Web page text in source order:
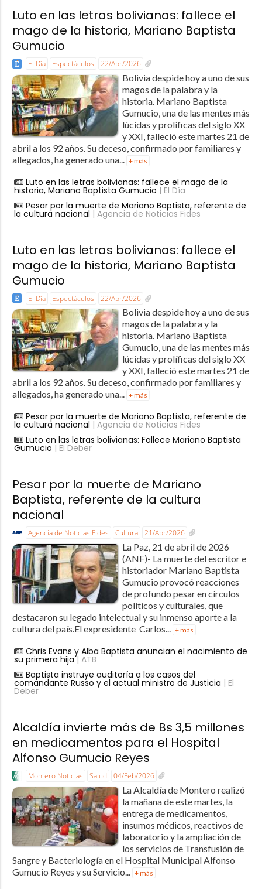
Luto en las letras bolivianas: fallece el
mago de la historia, Mariano Baptista
Gumucio
El Día Espectáculos 22/Abr/2026
Bolivia despide hoy a uno de sus
magos de la palabra y la
historia. Mariano Baptista
Gumucio, una de las mentes más
lúcidas y prolíficas del siglo XX
y XXI, falleció este martes 21 de
abril a los 92 años. Su deceso, confirmado por familiares y
allegados, ha generado una...
+ más
Luto en las letras bolivianas: fallece el mago de la
historia, Mariano Baptista Gumucio | El Día
Pesar por la muerte de Mariano Baptista, referente de
la cultura nacional | Agencia de Noticias Fides
Luto en las letras bolivianas: fallece el
mago de la historia, Mariano Baptista
Gumucio
El Día Espectáculos 22/Abr/2026
Bolivia despide hoy a uno de sus
magos de la palabra y la
historia. Mariano Baptista
Gumucio, una de las mentes más
lúcidas y prolíficas del siglo XX
y XXI, falleció este martes 21 de
abril a los 92 años. Su deceso, confirmado por familiares y
allegados, ha generado una... + más
Pesar por la muerte de Mariano Baptista, referente de
la cultura nacional | Agencia de Noticias Fides
Luto en las letras bolivianas: Fallece Mariano Baptista
Gumucio | El Deber
Pesar por la muerte de Mariano
Baptista, referente de la cultura
nacional
Agencia de Noticias Fides Cultura 21/Abr/2026
La Paz, 21 de abril de 2026
(ANF)- La muerte del escritor e
historiador Mariano Baptista
Gumucio provocó reacciones
de profundo pesar en círculos
políticos y culturales, que
destacaron su legado intelectual y su inmenso aporte a la
cultura del país.El expresidente Carlos... + más
Chris Evans y Alba Baptista anuncian el nacimiento de
su primera hija| ATB
Baptista instruye auditoría a los casos del
comandante Russo y el actual ministro de Justicia | El
Deber
Alcaldía invierte más de Bs 3,5 millones
en medicamentos para el Hospital
Alfonso Gumucio Reyes
Montero Noticias Salud 04/Feb/2026
La Alcaldía de Montero realizó
la mañana de este martes, la
entrega de medicamentos,
insumos médicos, reactivos de
laboratorio y la ampliación de
los servicios de Transfusión de
Sangre y Bacteriología en el Hospital Municipal Alfonso
Gumucio Reyes y su Servicio... + más